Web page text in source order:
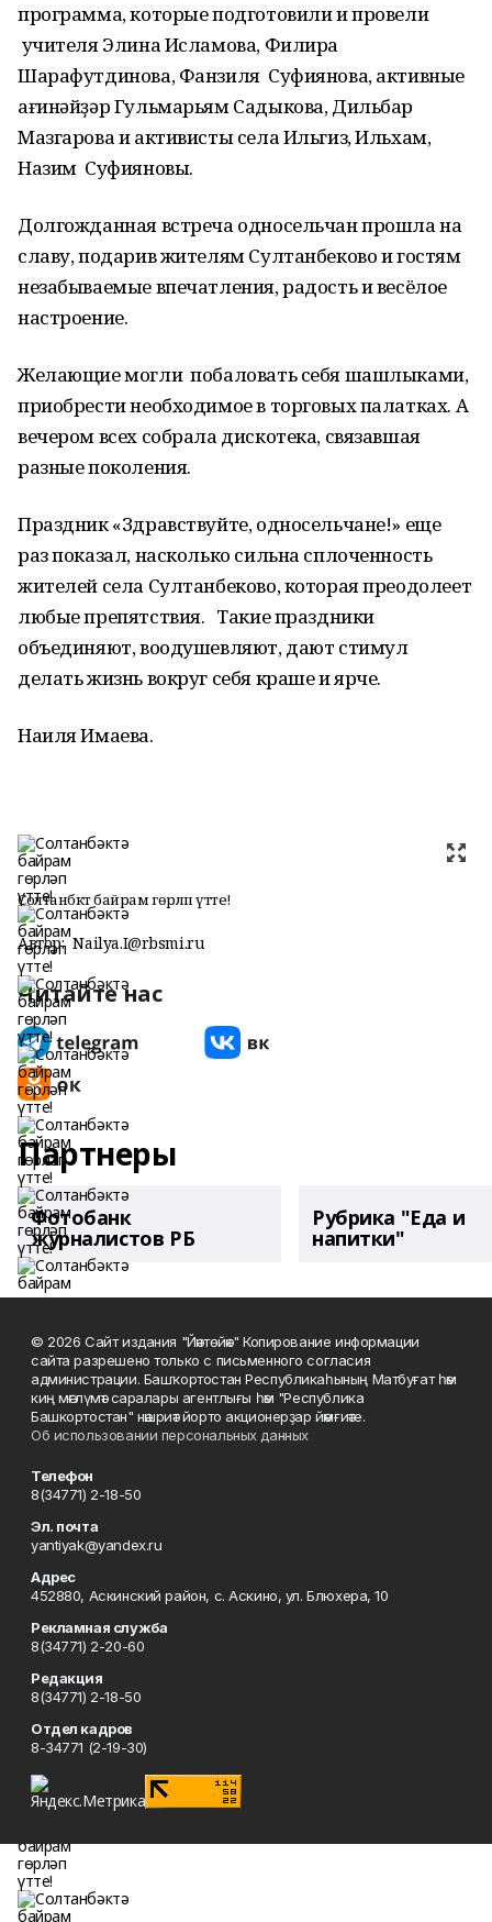
программа, которые подготовили и провели
учителя Элина Исламова, Филира
Шарафутдинова, Фанзиля Суфиянова, активные
ағинәйҙәр Гульмарьям Садыкова, Дильбар
Мазгарова и активисты села Ильгиз, Ильхам,
Назим Суфияновы.
Долгожданная встреча односельчан прошла на
славу, подарив жителям Султанбеково и гостям
незабываемые впечатления, радость и весёлое
настроение.
Желающие могли побаловать себя шашлыками,
приобрести необходимое в торговых палатках. А
вечером всех собрала дискотека, связавшая
разные поколения.
Праздник «Здравствуйте, односельчане!» еще
раз показал, насколько сильна сплоченность
жителей села Султанбеково, которая преодолеет
любые препятствия. Такие праздники
объединяют, воодушевляют, дают стимул
делать жизнь вокруг себя краше и ярче.
Наиля Имаева.
Солтанбәктә байрам гөрләп үтте!
Автор: Nailya.I@rbsmi.ru
Читайте нас
Партнеры
Фотобанк
журналистов РБ
Рубрика "Еда и
напитки"
© 2026 Сайт издания "Йәнтөйәк" Копирование информации
сайта разрешено только с письменного согласия
администрации. Башҡортостан Республикаһының Матбуғат һәм
киң мәғлүмәт саралары агентлығы һәм "Республика
Башкортостан" нәшриәт йорто акционерҙар йәмғиәте.
Об использовании персональных данных
Телефон
8(34771) 2-18-50
Эл. почта
yantiyak@yandex.ru
Адрес
452880, Аскинский район, с. Аскино, ул. Блюхера, 10
Рекламная служба
8(34771) 2-20-60
Редакция
8(34771) 2-18-50
Отдел кадров
8-34771 (2-19-30)